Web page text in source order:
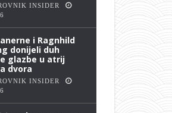
INSIDER
i Ragnhild
donijeli duh
glazbe u atrij
dvora
INSIDER